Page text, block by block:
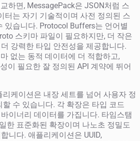
하면, MessagePack은 JSON처럼 스
터는 자기 기술적이며 사전 정의된 스
있습니다. Protocol Buffers는 언어별
스키마 파일이 필요하지만, 더 작은
강력한 타입 안전성을 제공합니다.
없는 동적 데이터에 더 적합하고,
이 필요한 잘 정의된 API 계약에 뛰어
케이션은 내장 세트를 넘어 사용자 정
수 있습니다. 각 확장은 타입 코드
이너리 데이터를 가집니다. 타임스탬
한 표준화된 확장이며 나노초 정밀도
니다. 애플리케이션은 UUID,